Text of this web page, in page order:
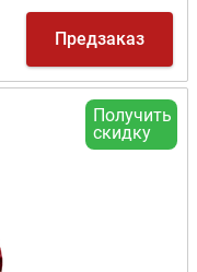
Предзаказ
Получить
скидку